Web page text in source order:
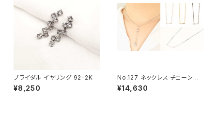
ブライダル イヤリング 92-2K
¥8,250
No.127 ネックレス チェーンの
み（60センチ+アジャスター）
¥14,630